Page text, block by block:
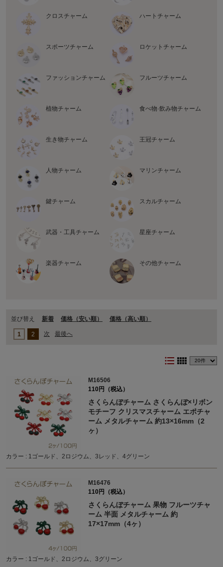
クロスチャーム ハートチャーム
スポーツチャーム ロケットチャーム
ファッションチャーム フルーツチャーム
植物チャーム 食べ物·飲み物チャーム
生き物チャーム 王冠チャーム
人物チャーム マリンチャーム
鍵チャーム スカルチャーム
武器・工具チャーム 星座チャーム
楽器チャーム その他チャーム
並び替え 新着 価格（安い順） 価格（⾼い順）
1 2 次 最後へ
format_list_bulleted view_comfy
M16506
110円（税込）
さくらんぼチャーム さくらんぼ×リボン
モチーフ クリスマスチャーム エポチャ
ーム メタルチャーム 約13×16mm（2
ヶ）
カラー : 1ゴールド、2ロジウム、3レッド、4グリーン
M16476
110円（税込）
さくらんぼチャーム 果物 フルーツチャ
ーム 半面 メタルチャーム 約
17×17mm（4ヶ）
カラー : 1ゴールド、2ロジウム、3グリーン